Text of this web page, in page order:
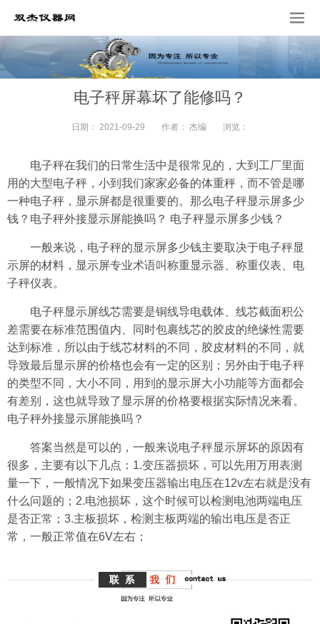
电子秤屏幕坏了能修吗？
日期： 2021-09-29 作者： 杰编 浏览：
电子秤在我们的日常生活中是很常见的，大到工厂里面
用的大型电子秤，小到我们家家必备的体重秤，而不管是哪
一种电子秤，显示屏都是很重要的。那么电子秤显示屏多少
钱？电子秤外接显示屏能换吗？ 电子秤显示屏多少钱？
一般来说，电子秤的显示屏多少钱主要取决于电子秤显
示屏的材料，显示屏专业术语叫称重显示器、称重仪表、电
子秤仪表。
电子秤显示屏线芯需要是铜线导电载体、线芯截面积公
差需要在标准范围值内、同时包裹线芯的胶皮的绝缘性需要
达到标准，所以由于线芯材料的不同，胶皮材料的不同，就
导致最后显示屏的价格也会有一定的区别；另外由于电子秤
的类型不同，大小不同，用到的显示屏大小功能等方面都会
有差别，这也就导致了显示屏的价格要根据实际情况来看。
电子秤外接显示屏能换吗？
答案当然是可以的，一般来说电子秤显示屏坏的原因有
很多，主要有以下几点：1.变压器损坏，可以先用万用表测
量一下，一般情况下如果变压器输出电压在12v左右就是没有
什么问题的；2.电池损坏，这个时候可以检测电池两端电压
是否正常；3.主板损坏，检测主板两端的输出电压是否正
常，一般正常值在6V左右；